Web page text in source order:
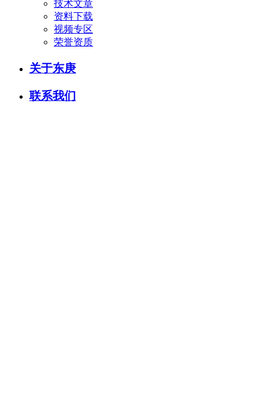
技术文章
资料下载
视频专区
荣誉资质
关于东庚
联系我们